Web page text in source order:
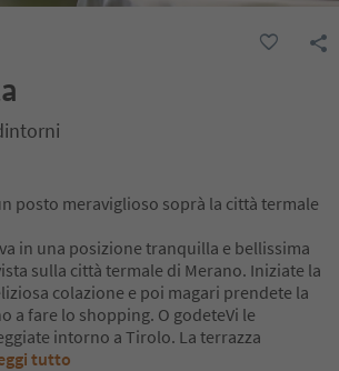
posto meraviglioso soprà la città termale
in una posizione tranquilla e bellissima
sulla città termale di Merano. Iniziate la
colazione e poi magari prendete la
a fare lo shopping. O godeteVi le
intorno a Tirolo. La terrazza
tutto